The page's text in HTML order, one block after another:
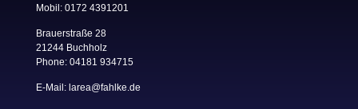
Mobil: 0172 4391201
Brauerstraße 28
21244 Buchholz
Phone: 04181 934715
E-Mail : larea@fahlke.de